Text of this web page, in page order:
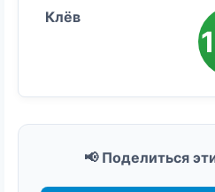
📢 Поделиться